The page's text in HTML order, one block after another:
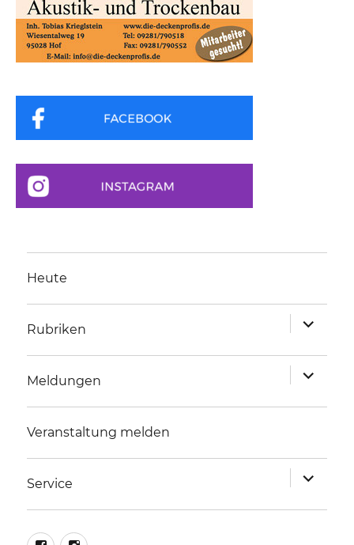
Heute
Rubriken
anzeigen
Meldungen
anzeigen
Veranstaltung melden
Service
anzeigen